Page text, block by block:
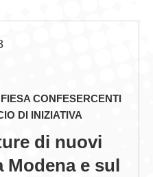
CONFESERCENTI
DI INIZIATIVA
di nuovi
Modena e sul